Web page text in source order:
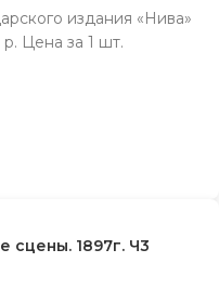
издания «Нива»
Цена за 1 шт.
1897г. Ч3